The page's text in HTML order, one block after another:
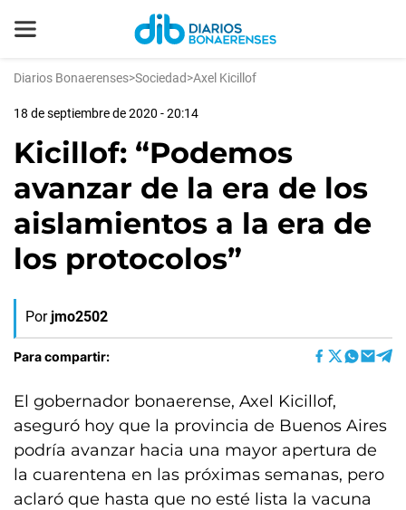
Diarios Bonaerenses>Sociedad>Axel Kicillof
18 de septiembre de 2020 - 20:14
Kicillof: “Podemos
avanzar de la era de los
aislamientos a la era de
los protocolos”
Por jmo2502
Para compartir:
El gobernador bonaerense, Axel Kicillof,
aseguró hoy que la provincia de Buenos Aires
podría avanzar hacia una mayor apertura de
la cuarentena en las próximas semanas, pero
aclaró que hasta que no esté lista la vacuna